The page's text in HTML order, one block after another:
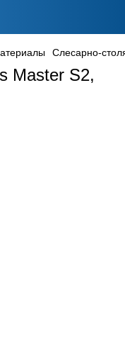
Cлесарно-
Master S2,